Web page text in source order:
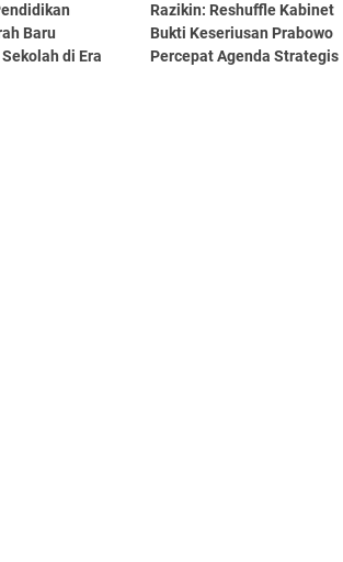
Baru
di Era
Razikin: Reshuffle Kabinet
Bukti Keseriusan Prabowo
Percepat Agenda Strategis